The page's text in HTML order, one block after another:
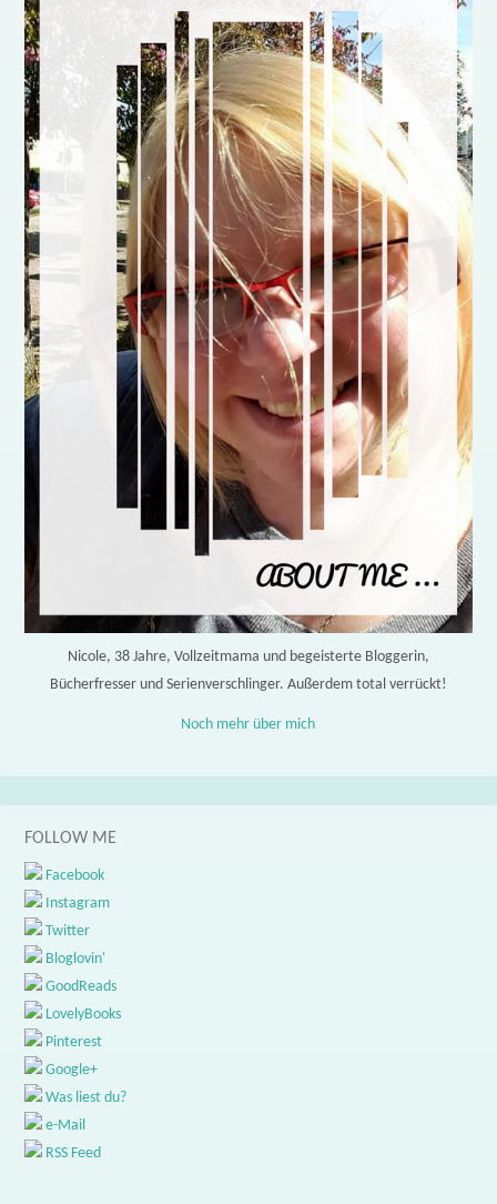
Nicole, 38 Jahre, Vollzeitmama und begeisterte Bloggerin,
Bücherfresser und Serienverschlinger. Außerdem total verrückt!
Noch mehr über mich
FOLLOW ME
Facebook
Instagram
Twitter
Bloglovin'
GoodReads
LovelyBooks
Pinterest
Google+
Was liest du?
e-Mail
RSS Feed